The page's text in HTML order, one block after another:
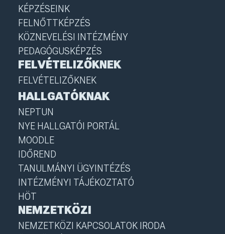
KÉPZÉSEINK
FELNŐTTKÉPZÉS
KÖZNEVELÉSI INTÉZMÉNY
PEDAGÓGUSKÉPZÉS
FELVÉTELIZŐKNEK
FELVÉTELIZŐKNEK
HALLGATÓKNAK
NEPTUN
NYE HALLGATÓI PORTÁL
MOODLE
IDŐREND
TANULMÁNYI ÜGYINTÉZÉS
INTÉZMÉNYI TÁJÉKOZTATÓ
HÖT
NEMZETKÖZI
NEMZETKÖZI KAPCSOLATOK IRODA